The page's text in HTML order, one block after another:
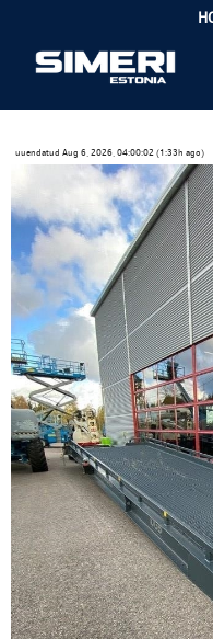
uuendatud Aug 6, 2026, 04:00:02 (1:33h ago)